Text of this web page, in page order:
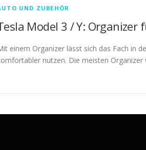
UND ZUBEHÖR
Model 3 / Y:
einem Organizer lässt sich das Fach in
nutzen. Die meisten